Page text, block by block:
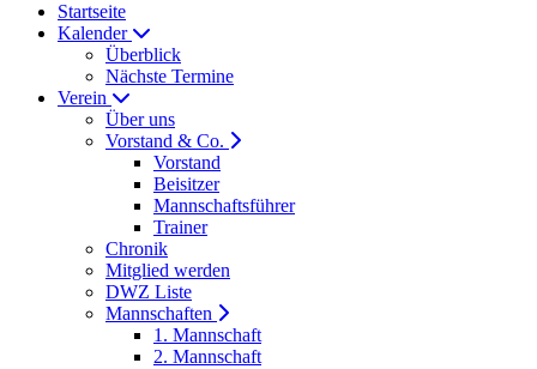
Startseite
Kalender
Überblick
Nächste Termine
Verein
Über uns
Vorstand & Co.
Vorstand
Beisitzer
Mannschaftsführer
Trainer
Chronik
Mitglied werden
DWZ Liste
Mannschaften
1. Mannschaft
2. Mannschaft